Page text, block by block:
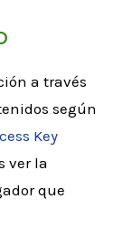
a través
según
Key
ver la
que